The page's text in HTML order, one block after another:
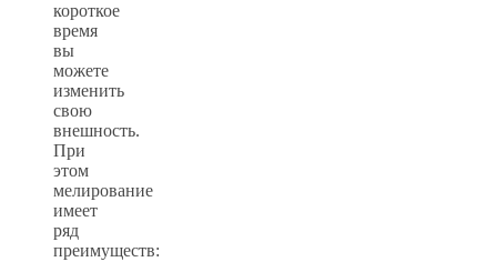
короткое
время
вы
можете
изменить
свою
внешность.
При
этом
мелирование
имеет
ряд
преимуществ: